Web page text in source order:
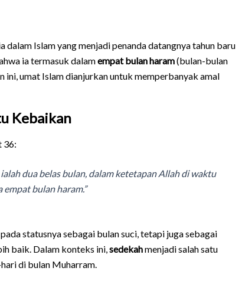
dalam Islam yang menjadi penanda datangnya tahun baru
ia termasuk dalamempat bulan haram(bulan-bulan
ini, umat Islam dianjurkan untuk memperbanyak amal
Kebaikan
36:
dua belas bulan, dalam ketetapan Allah di waktu
bulan haram.”
statusnya sebagai bulan suci, tetapi juga sebagai
baik. Dalam konteks ini, sedekahmenjadi salah satu
di bulan Muharram.